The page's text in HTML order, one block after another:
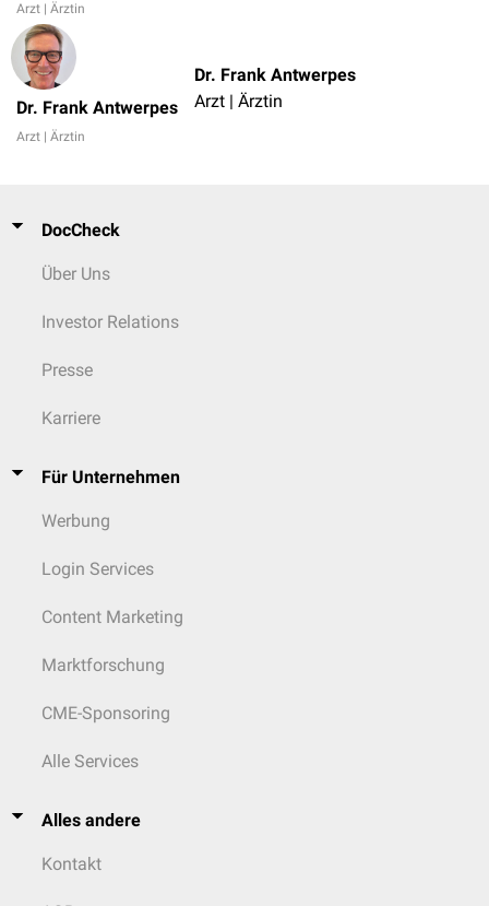
Arzt | Ärztin
Dr. Frank Antwerpes
Arzt | Ärztin
Dr. Frank Antwerpes
Arzt | Ärztin
DocCheck
Über Uns
Investor Relations
Presse
Karriere
Für Unternehmen
Werbung
Login Services
Content Marketing
Marktforschung
CME-Sponsoring
Alle Services
Alles andere
Kontakt